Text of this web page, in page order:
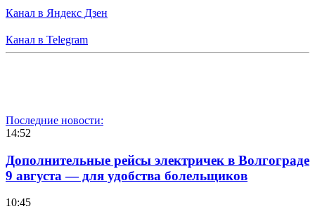
Канал в Яндекс Дзен
Канал в Telegram
Последние новости:
14:52
Дополнительные рейсы электричек в Волгограде
9 августа — для удобства болельщиков
10:45